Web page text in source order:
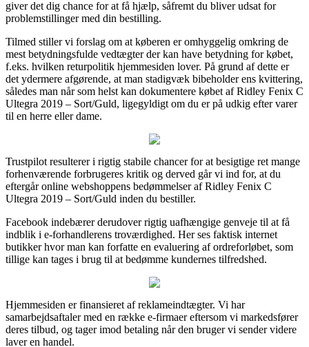
giver det dig chance for at få hjælp, såfremt du bliver udsat for
problemstillinger med din bestilling.
Tilmed stiller vi forslag om at køberen er omhyggelig omkring de
mest betydningsfulde vedtægter der kan have betydning for købet,
f.eks. hvilken returpolitik hjemmesiden lover. På grund af dette er
det ydermere afgørende, at man stadigvæk bibeholder ens kvittering,
således man når som helst kan dokumentere købet af Ridley Fenix C
Ultegra 2019 – Sort/Guld, ligegyldigt om du er på udkig efter varer
til en herre eller dame.
Trustpilot resulterer i rigtig stabile chancer for at besigtige ret mange
forhenværende forbrugeres kritik og derved går vi ind for, at du
eftergår online webshoppens bedømmelser af Ridley Fenix C
Ultegra 2019 – Sort/Guld inden du bestiller.
Facebook indebærer derudover rigtig uafhængige genveje til at få
indblik i e-forhandlerens troværdighed. Her ses faktisk internet
butikker hvor man kan forfatte en evaluering af ordreforløbet, som
tillige kan tages i brug til at bedømme kundernes tilfredshed.
Hjemmesiden er finansieret af reklameindtægter. Vi har
samarbejdsaftaler med en række e-firmaer eftersom vi markedsfører
deres tilbud, og tager imod betaling når den bruger vi sender videre
laver en handel.